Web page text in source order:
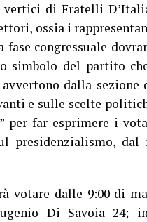
di Fratelli
ossia i
fase congressuale
simbolo del partito
dalla
e sulle scelte
per far esprimere i
presidenzialismo,
votare dalle 9:00 di
Di Savoia 24;